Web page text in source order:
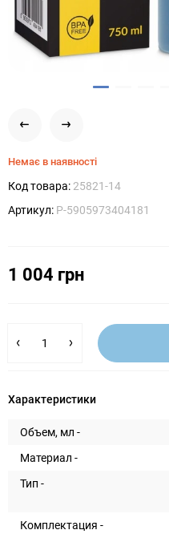
Немає в наявності
Код товара: 25821-14
Артикул: P-5905973404181
1 004 грн
Характеристики
Объем, мл -
Материал -
Тип -
Комплектация -